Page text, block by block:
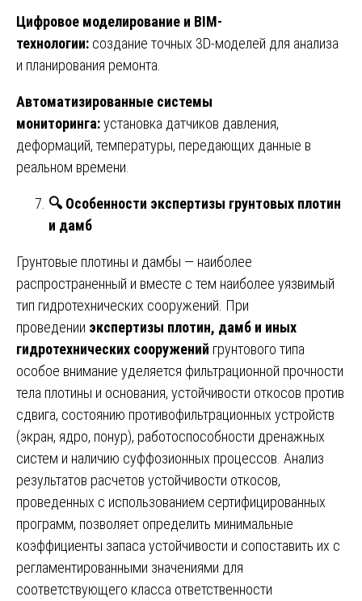
Цифровое моделирование и BIM-
технологии: создание точных 3D-моделей для анализа
и планирования ремонта.
Автоматизированные системы
мониторинга:установка датчиков давления,
деформаций, температуры, передающих данные в
реальном времени.
🔍Особенности экспертизы грунтовых плотин
и дамб
Грунтовые плотины и дамбы — наиболее
распространенный и вместе с тем наиболее уязвимый
тип гидротехнических сооружений. При
проведении экспертизы плотин, дамб и иных
гидротехнических сооружений грунтового типа
особое внимание уделяется фильтрационной прочности
тела плотины и основания, устойчивости откосов против
сдвига, состоянию противофильтрационных устройств
(экран, ядро, понур), работоспособности дренажных
систем и наличию суффозионных процессов. Анализ
результатов расчетов устойчивости откосов,
проведенных с использованием сертифицированных
программ, позволяет определить минимальные
коэффициенты запаса устойчивости и сопоставить их с
регламентированными значениями для
соответствующего класса ответственности